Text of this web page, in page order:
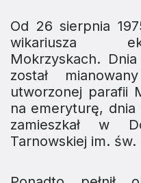
Od 26 sierpnia
wikariusza
Mokrzyskach.
został
utworzonej parafii
na emeryturę,
zamieszkał w
Tarnowskiej im.